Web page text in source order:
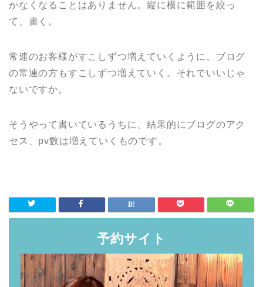
かなくなることはありません。縦に横に範囲を絞っ
て、書く。
常連のお客様がすこしずつ増えていくように、ブログ
の常連の方もすこしずつ増えていく。それでいいじゃ
ないですか。
そうやって書いているうちに、結果的にブログのアク
セス、pv数は増えていくものです。
予約サイト